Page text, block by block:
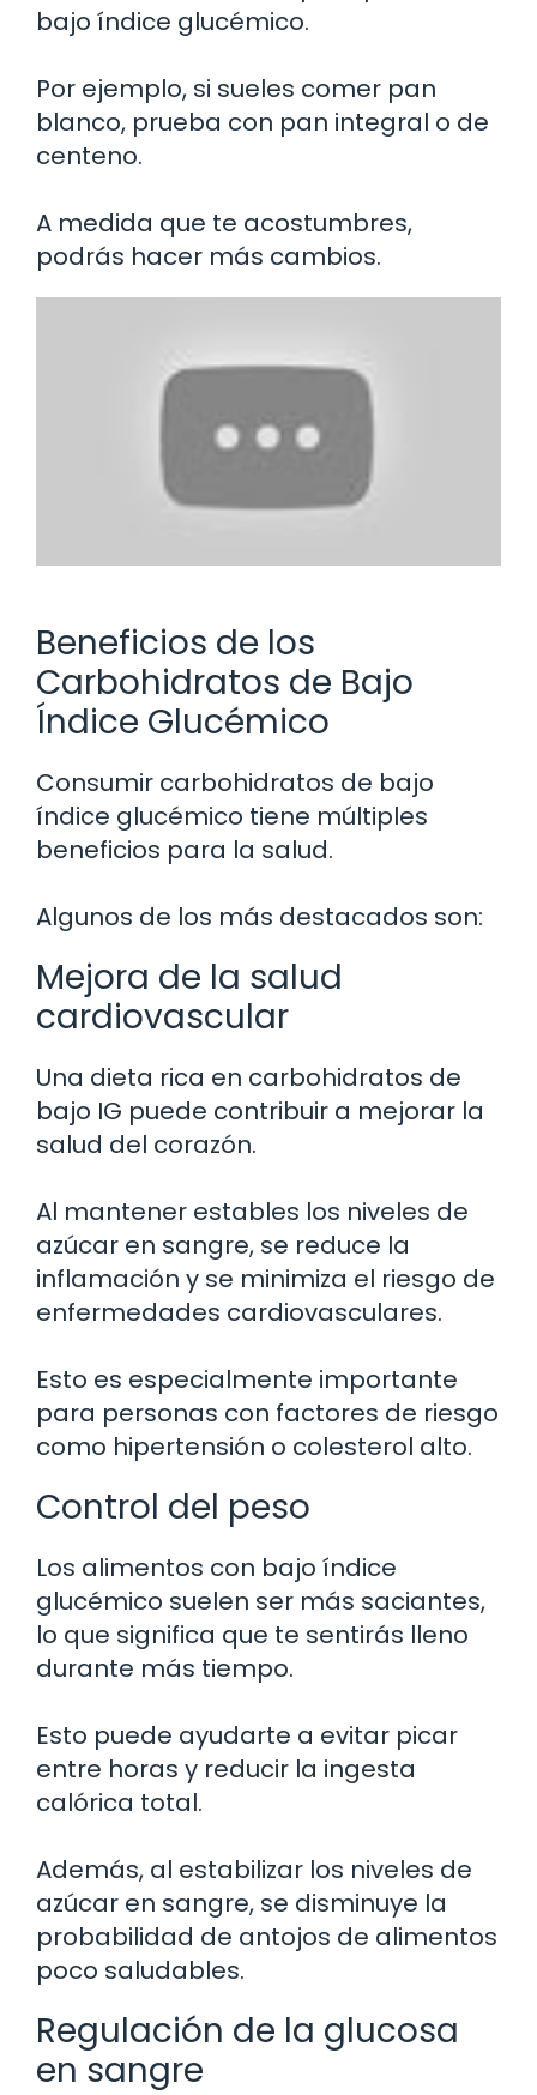
bajo índice glucémico.
Por ejemplo, si sueles comer pan
blanco, prueba con pan integral o de
centeno.
A medida que te acostumbres,
podrás hacer más cambios.
Beneficios de los
Carbohidratos de Bajo
Índice Glucémico
Consumir carbohidratos de bajo
índice glucémico tiene múltiples
beneficios para la salud.
Algunos de los más destacados son:
Mejora de la salud
cardiovascular
Una dieta rica en carbohidratos de
bajo IG puede contribuir a mejorar la
salud del corazón.
Al mantener estables los niveles de
azúcar en sangre, se reduce la
inflamación y se minimiza el riesgo de
enfermedades cardiovasculares.
Esto es especialmente importante
para personas con factores de riesgo
como hipertensión o colesterol alto.
Control del peso
Los alimentos con bajo índice
glucémico suelen ser más saciantes,
lo que significa que te sentirás lleno
durante más tiempo.
Esto puede ayudarte a evitar picar
entre horas y reducir la ingesta
calórica total.
Además, al estabilizar los niveles de
azúcar en sangre, se disminuye la
probabilidad de antojos de alimentos
poco saludables.
Regulación de la glucosa
en sangre